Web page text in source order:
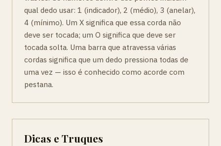
qual dedo usar: 1 (indicador), 2 (médio), 3 (anelar),
4 (mínimo). Um X significa que essa corda não
deve ser tocada; um O significa que deve ser
tocada solta. Uma barra que atravessa várias
cordas significa que um dedo pressiona todas de
uma vez — isso é conhecido como acorde com
pestana.
Dicas e Truques